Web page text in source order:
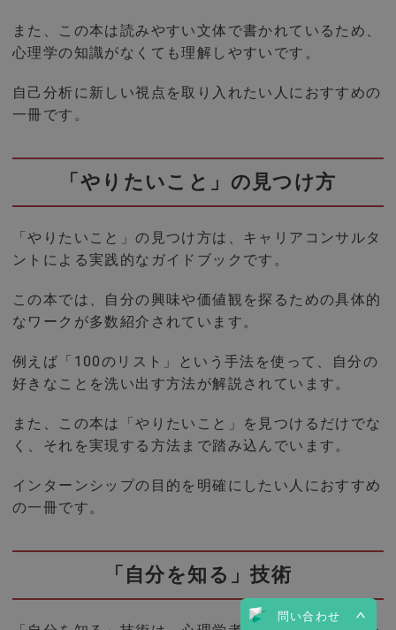
問い合わせ
また、この本は読みやすい文体で書かれているため、
心理学の知識がなくても理解しやすいです。
自己分析に新しい視点を取り入れたい人におすすめの
一冊です。
「やりたいこと」の見つけ方
「やりたいこと」の見つけ方は、キャリアコンサルタ
ントによる実践的なガイドブックです。
この本では、自分の興味や価値観を探るための具体的
なワークが多数紹介されています。
例えば「100のリスト」という手法を使って、自分の
好きなことを洗い出す方法が解説されています。
また、この本は「やりたいこと」を見つけるだけでな
く、それを実現する方法まで踏み込んでいます。
インターンシップの目的を明確にしたい人におすすめ
の一冊です。
「自分を知る」技術